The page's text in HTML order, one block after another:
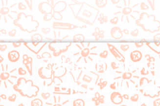
Základní
Trojice 2104,